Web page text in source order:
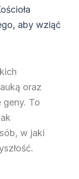
aby wziąć
oraz
geny. To
w jaki